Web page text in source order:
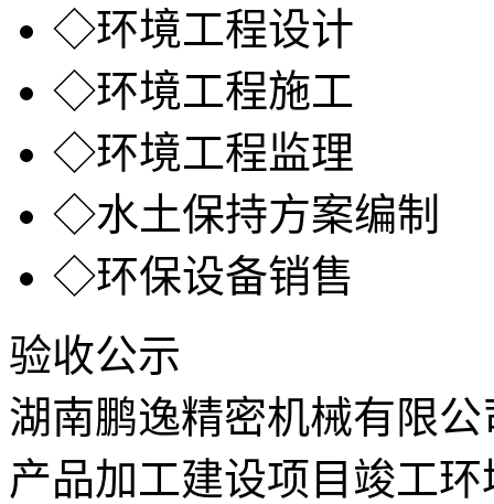
◇环境工程设计
◇环境工程施工
◇环境工程监理
◇水土保持方案编制
◇环保设备销售
验收公示
湖南鹏逸精密机械有限
产品加工建设项目竣工